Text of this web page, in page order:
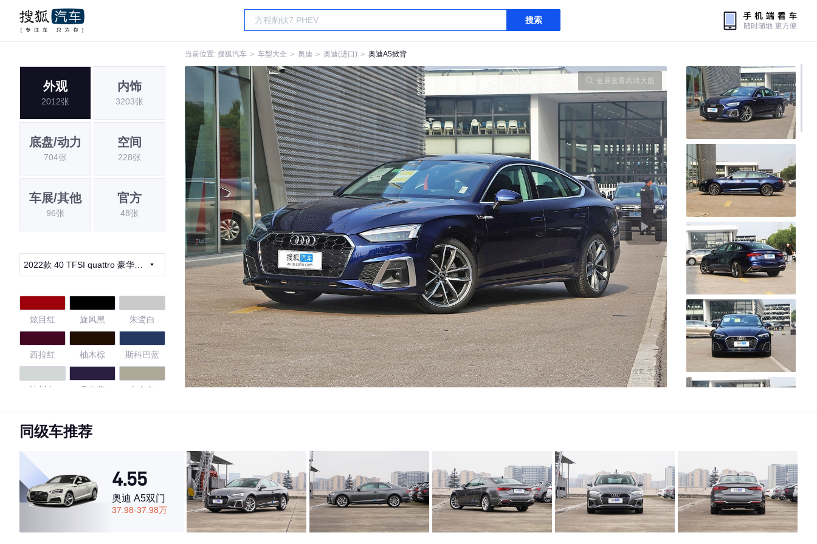
搜索
当前位置: 搜狐汽车 ＞ 车型大全 ＞ 奥迪 ＞ 奥迪(进口) ＞ 奥迪A5掀背
外观
2012张
内饰
3203张
底盘/动力
704张
空间
228张
车展/其他
96张
官方
48张
2022款 40 TFSI quattro 豪华动
炫目红 旋风黑 朱鹭白
西拉红 柚木棕 斯科巴蓝
冰川白 月光蓝 白金色
水晶银 米萨诺红
纳瓦拉蓝
耀夜绿 量子灰
全屏查看高清大图
同级车推荐
4.55
奥迪 A5双门
37.98-37.98万